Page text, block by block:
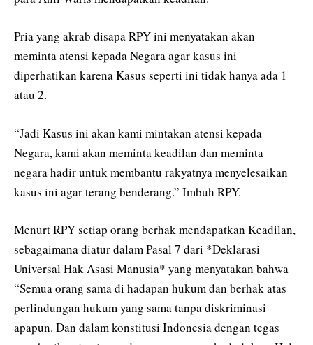
Pria yang akrab disapa RPY ini menyatakan akan
meminta atensi kepada Negara agar kasus ini
diperhatikan karena Kasus seperti ini tidak hanya ada 1
atau 2.
“Jadi Kasus ini akan kami mintakan atensi kepada
Negara, kami akan meminta keadilan dan meminta
negara hadir untuk membantu rakyatnya menyelesaikan
kasus ini agar terang benderang.” Imbuh RPY.
Menurt RPY setiap orang berhak mendapatkan Keadilan,
sebagaimana diatur dalam Pasal 7 dari *Deklarasi
Universal Hak Asasi Manusia* yang menyatakan bahwa
“Semua orang sama di hadapan hukum dan berhak atas
perlindungan hukum yang sama tanpa diskriminasi
apapun. Dan dalam konstitusi Indonesia dengan tegas